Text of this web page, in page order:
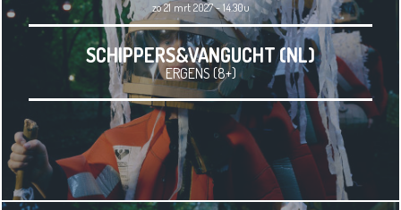
zo 21 mrt 2027 - 14.30u
SCHIPPERS&VANGUCHT (NL)
ERGENS (8+)